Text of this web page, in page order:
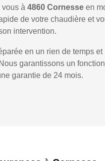
à 4860 Cornesse en
de votre chaudière et
intervention.
en un rien de temps et
garantissons un
garantie de 24 mois.